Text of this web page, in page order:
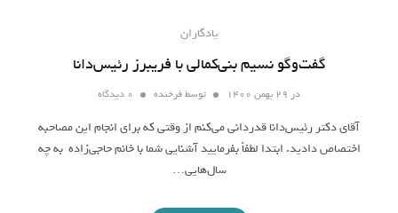
یادگاران
گفت‌وگو نسیم بنی‌کمالی با فریبرز رئیس‌دانا
در توسطفرخنده ۰ دیدگاه
آقای دکتر رئیس‌دانا قدردانی می‌کنم از وقتی که برای انجام این مصاحبه
اختصاص دادید. ابتدا لطفاً بفرمایید آشنایی‌ شما با خانم حاجی‌زاده به چه
سال‌هایی…